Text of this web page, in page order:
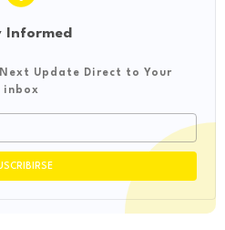
Informed
Update Direct to Your
inbox